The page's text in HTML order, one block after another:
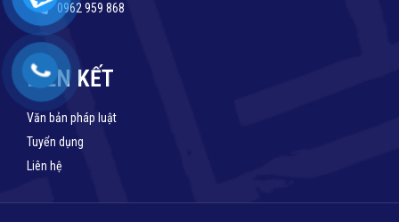
0962 959 868
LIÊN KẾT
Văn bản pháp luật
Tuyển dụng
Liên hệ